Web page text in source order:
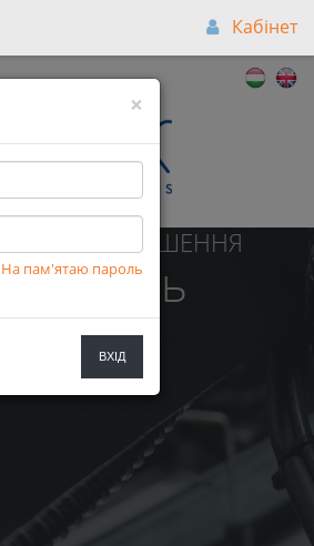
×
На пам'ятаю пароль
ВХІД
Кабінет
СПІВВІДНОШЕННЯ
Якість